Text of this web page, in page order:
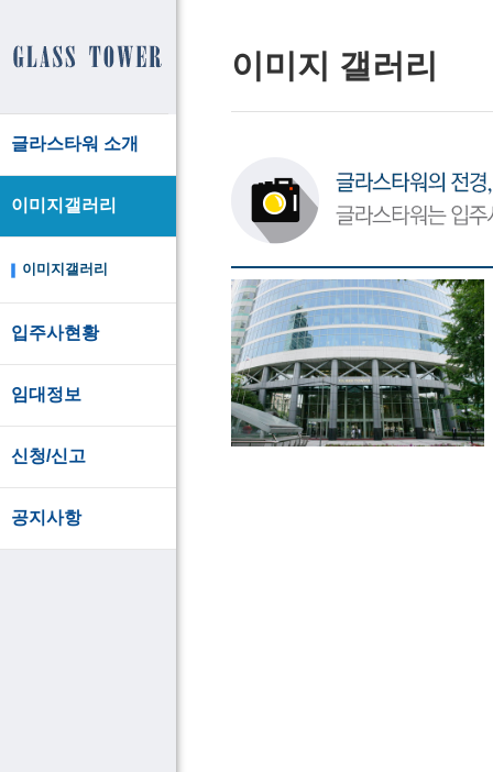
글라스타워 소개
이미지갤러리
이미지갤러리
입주사현황
임대정보
신청/신고
공지사항
이미지 갤러리